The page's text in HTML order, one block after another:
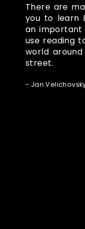
There are
you to learn
an important
use reading
world
street.
- Jan